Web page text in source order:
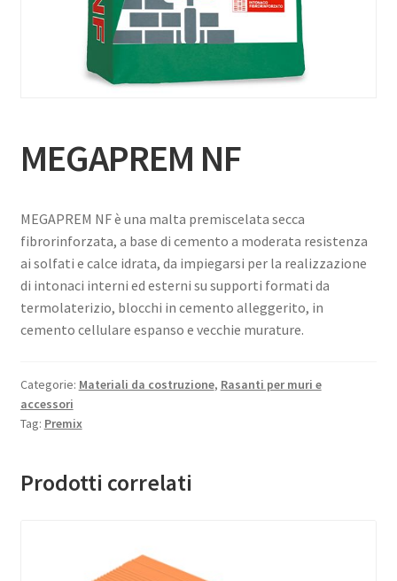
MEGAPREM NF
MEGAPREM NF è una malta premiscelata secca
fibrorinforzata, a base di cemento a moderata resistenza
ai solfati e calce idrata, da impiegarsi per la realizzazione
di intonaci interni ed esterni su supporti formati da
termolaterizio, blocchi in cemento alleggerito, in
cemento cellulare espanso e vecchie murature.
Categorie: Materiali da costruzione, Rasanti per muri e
accessori
Tag: Premix
Prodotti correlati